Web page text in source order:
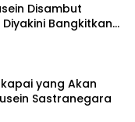
Disambut
Bangkitkan
yang Akan
Sastranegara